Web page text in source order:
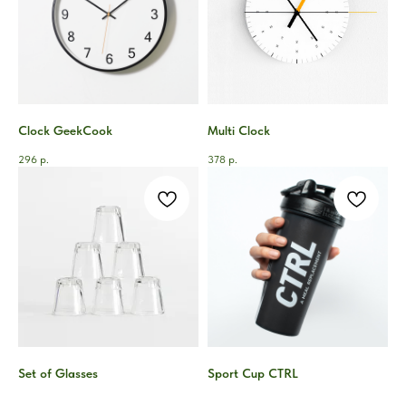
Clock GeekCook
296 р.
Multi Clock
378 р.
Set of Glasses Sport Cup CTRL